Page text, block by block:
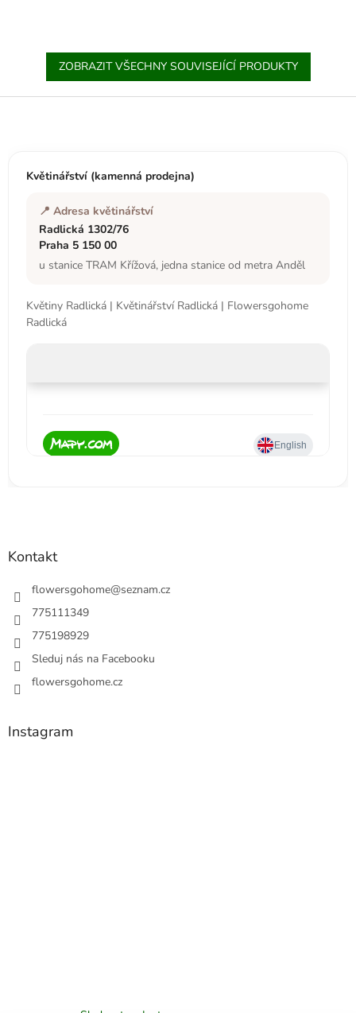
ZOBRAZIT VŠECHNY SOUVISEJÍCÍ PRODUKTY
Z
Květinářství (kamenná prodejna)
📍 Adresa květinářství
Radlická 1302/76
Praha 5 150 00
u stanice TRAM Křížová, jedna stanice od metra Anděl
Květiny Radlická | Květinářství Radlická | Flowersgohome
Radlická
Kontakt
flowersgohome@seznam.cz
775111349
775198929
Sleduj nás na Facebooku
flowersgohome.cz
Instagram